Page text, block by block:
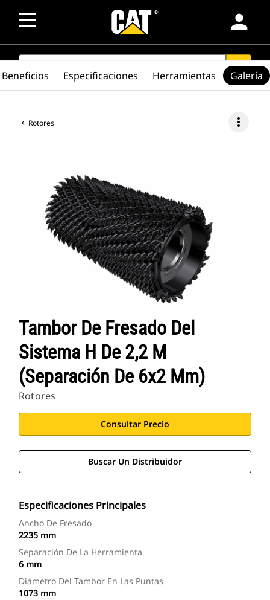
person
SEARCH search
Rotores more_vert
Tambor De Fresado Del
Sistema H De 2,2 M
(separación De 6x2 Mm)
Rotores
Consultar Precio
Buscar Un Distribuidor
Especificaciones Principales
Ancho De Fresado
2235 mm
Separación De La Herramienta
6 mm
Diámetro Del Tambor En Las Puntas
1073 mm
Beneficios Especificaciones Herramientas Galería